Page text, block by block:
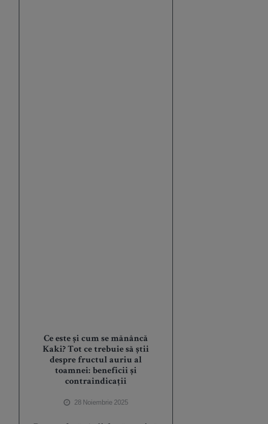
Ce este și cum se mănâncă
Kaki? Tot ce trebuie să știi
despre fructul auriu al
toamnei: beneficii și
contraindicații
28 Noiembrie 2025